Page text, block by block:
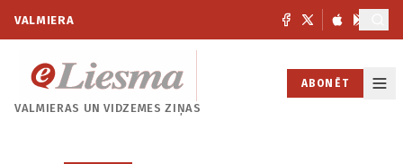
VALMIERA
VALMIERAS UNVIDZEMES ZIŅAS
ABONĒT